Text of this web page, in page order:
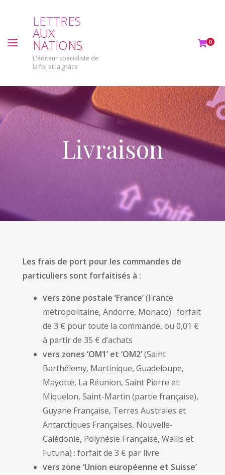
LETTRES
AUX
NATIONS
L'éditeur spécialiste de
la foi et la grâce
0
Livraison
Les frais de port pour les commandes de
particuliers sont forfaitisés à :
vers zone postale ‘France’(France
métropolitaine, Andorre, Monaco) : forfait
de 3 € pour toute la commande, ou 0,01 €
à partir de 35 € d’achats
vers zones ‘OM1’ et ‘OM2’(Saint
Barthélemy, Martinique, Guadeloupe,
Mayotte, La Réunion, Saint Pierre et
Miquelon, Saint-Martin (partie française),
Guyane Française, Terres Australes et
Antarctiques Françaises, Nouvelle-
Calédonie, Polynésie Française, Wallis et
Futuna) : forfait de 3 € par livre
vers zone ‘Union européenne et Suisse’